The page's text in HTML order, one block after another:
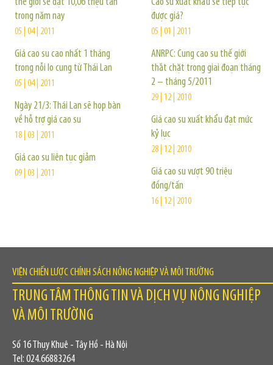
trong năm nay
05 | 04 | 2011
Giá cao su cao nhất 1 tháng
trong nỗi lo cung từ Thái Lan
05 | 04 | 2011
Ngày 21/3: Thái Lan sẽ họp bàn
về hỗ trợ giá cao su
18 | 03 | 2011
Giá cao su liên tục giảm
09 | 03 | 2011
được giá?
05 | 01 | 2011
ANRPC: Cung cao su thế giới
thắt chặt trong giai đoạn tháng
2 – tháng 5/2011
29 | 12 | 2010
Giá cao su xuất khẩu đạt mức
kỷ lục
28 | 12 | 2010
Giá cao su vượt 90 triệu
đồng/tấn
16 | 12 | 2010
VIỆN CHIẾN LƯỢC CHÍNH SÁCH NÔNG NGHIỆP VÀ MÔI TRƯỜNG
TRUNG TÂM THÔNG TIN VÀ DỊCH VỤ NÔNG NGHIỆP
VÀ MÔI TRƯỜNG
Số 16 Thụy Khuê - Tây Hồ - Hà Nội
Tel: 024.66883264